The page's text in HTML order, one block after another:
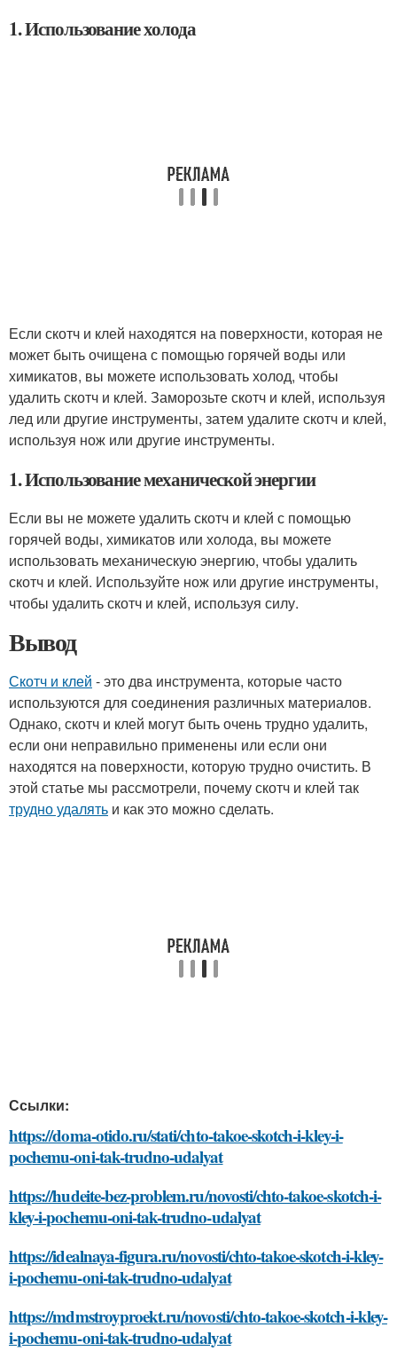
1. Использование холода
Если скотч и клей находятся на поверхности, которая не
может быть очищена с помощью горячей воды или
химикатов, вы можете использовать холод, чтобы
удалить скотч и клей. Заморозьте скотч и клей, используя
лед или другие инструменты, затем удалите скотч и клей,
используя нож или другие инструменты.
1. Использование механической энергии
Если вы не можете удалить скотч и клей с помощью
горячей воды, химикатов или холода, вы можете
использовать механическую энергию, чтобы удалить
скотч и клей. Используйте нож или другие инструменты,
чтобы удалить скотч и клей, используя силу.
Вывод
Скотч и клей - это два инструмента, которые часто
используются для соединения различных материалов.
Однако, скотч и клей могут быть очень трудно удалить,
если они неправильно применены или если они
находятся на поверхности, которую трудно очистить. В
этой статье мы рассмотрели, почему скотч и клей так
трудно удалять и как это можно сделать.
Ссылки:
https://doma-otido.ru/stati/chto-takoe-skotch-i-kley-i-
pochemu-oni-tak-trudno-udalyat
https://hudeite-bez-problem.ru/novosti/chto-takoe-skotch-i-
kley-i-pochemu-oni-tak-trudno-udalyat
https://idealnaya-figura.ru/novosti/chto-takoe-skotch-i-kley-
i-pochemu-oni-tak-trudno-udalyat
https://mdmstroyproekt.ru/novosti/chto-takoe-skotch-i-kley-
i-pochemu-oni-tak-trudno-udalyat